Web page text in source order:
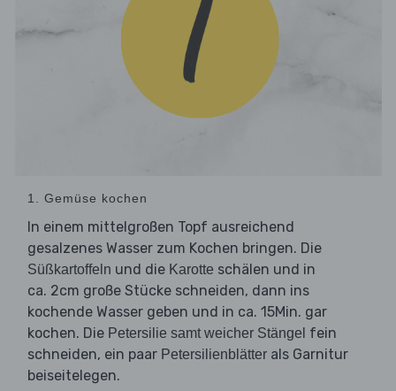
1. Gemüse kochen
In einem mittelgroßen Topf ausreichend
gesalzenes Wasser zum Kochen bringen. Die
Süßkartoffeln und die Karotte schälen und in
ca. 2cm große Stücke schneiden, dann ins
kochende Wasser geben und in ca. 15Min. gar
kochen. Die Petersilie samt weicher Stängel fein
schneiden, ein paar Petersilienblätter als Garnitur
beiseitelegen.